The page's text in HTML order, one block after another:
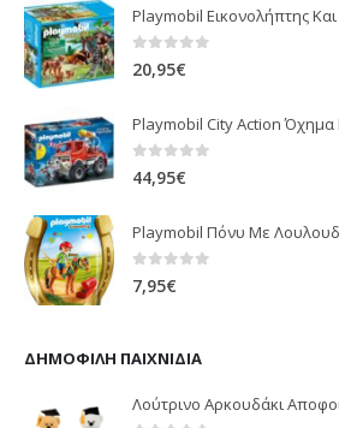
0 out of 5
20,95€
0 out of 5
44,95€
Playmobil Πόνυ Με
0out of 5
7,95€
ΔΗΜΟΦΙΛΉ ΠΑΙΧΝΊΔΙΑ